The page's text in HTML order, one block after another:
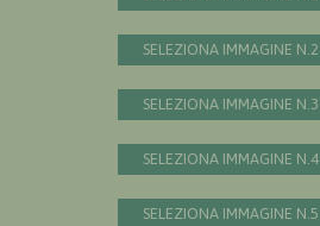
SELEZIONA IMMAGINE N.2
SELEZIONA IMMAGINE N.3
SELEZIONA IMMAGINE N.4
SELEZIONA IMMAGINE N.5